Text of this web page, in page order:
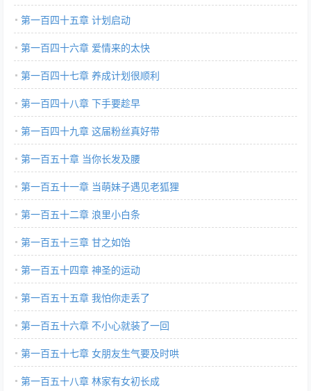
第一百四十五章 计划启动
第一百四十六章 爱情来的太快
第一百四十七章 养成计划很顺利
第一百四十八章 下手要趁早
第一百四十九章 这届粉丝真好带
第一百五十章 当你长发及腰
第一百五十一章 当萌妹子遇见老狐狸
第一百五十二章 浪里小白条
第一百五十三章 甘之如饴
第一百五十四章 神圣的运动
第一百五十五章 我怕你走丢了
第一百五十六章 不小心就装了一回
第一百五十七章 女朋友生气要及时哄
第一百五十八章 林家有女初长成